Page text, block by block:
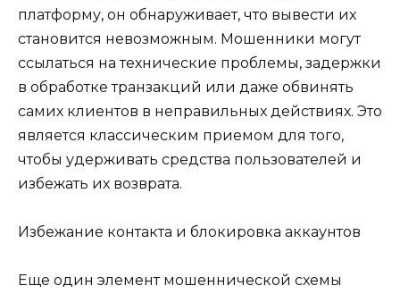
платформу, он обнаруживает, что вывести их
становится невозможным. Мошенники могут
ссылаться на технические проблемы, задержки
в обработке транзакций или даже обвинять
самих клиентов в неправильных действиях. Это
является классическим приемом для того,
чтобы удерживать средства пользователей и
избежать их возврата.
Избежание контакта и блокировка аккаунтов
Еще один элемент мошеннической схемы